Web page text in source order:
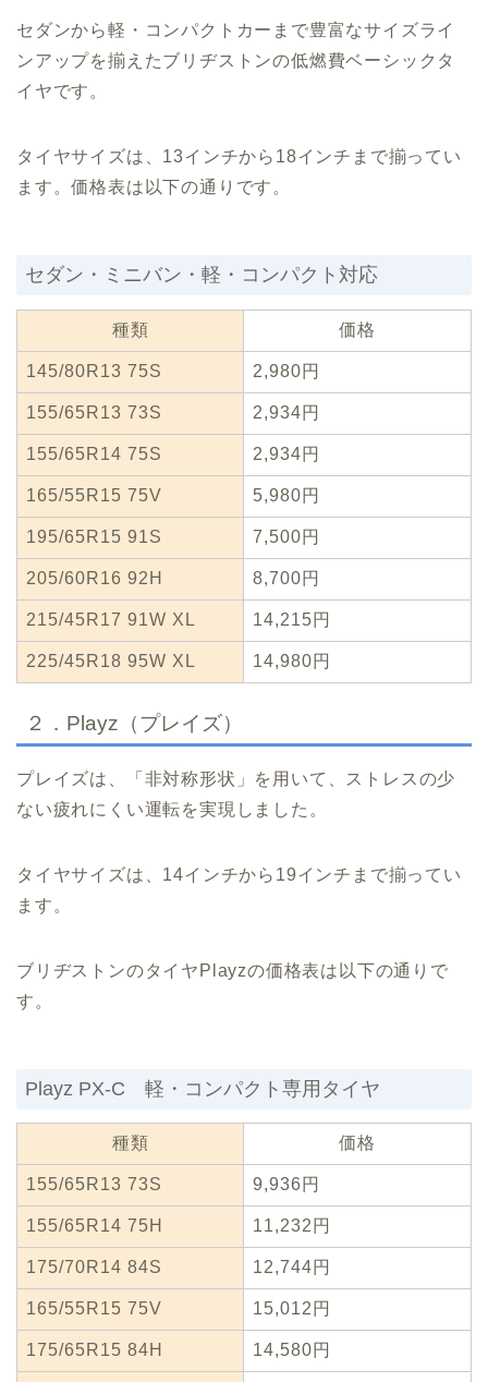
セダンから軽・コンパクトカーまで豊富なサイズライ
ンアップを揃えたブリヂストンの低燃費ベーシックタ
イヤです。
タイヤサイズは、13インチから18インチまで揃ってい
ます。価格表は以下の通りです。
セダン・ミニバン・軽・コンパクト対応
種類 価格
145/80R13 75S 2,980円
155/65R13 73S 2,934円
155/65R14 75S 2,934円
165/55R15 75V 5,980円
195/65R15 91S 7,500円
205/60R16 92H 8,700円
215/45R17 91W XL 14,215円
225/45R18 95W XL 14,980円
２．Playz（プレイズ）
プレイズは、「非対称形状」を用いて、ストレスの少
ない疲れにくい運転を実現しました。
タイヤサイズは、14インチから19インチまで揃ってい
ます。
ブリヂストンのタイヤPlayzの価格表は以下の通りで
す。
Playz PX-C 軽・コンパクト専用タイヤ
種類 価格
155/65R13 73S 9,936円
155/65R14 75H 11,232円
175/70R14 84S 12,744円
165/55R15 75V 15,012円
175/65R15 84H 14,580円